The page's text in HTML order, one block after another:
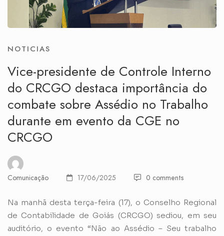
NOTICIAS
Vice-presidente de Controle Interno
do CRCGO destaca importância do
combate sobre Assédio no Trabalho
durante em evento da CGE no
CRCGO
Comunicação 17/06/2025 0 comments
Na manhã desta terça-feira (17), o Conselho Regional
de Contabilidade de Goiás (CRCGO) sediou, em seu
auditório, o evento “Não ao Assédio – Seu trabalho